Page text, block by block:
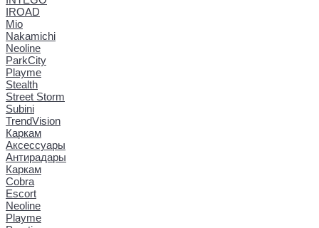
IROAD
Mio
Nakamichi
Neoline
ParkCity
Playme
Stealth
Street Storm
Subini
TrendVision
Каркам
Аксессуары
Антирадары
Каркам
Cobra
Escort
Neoline
Playme